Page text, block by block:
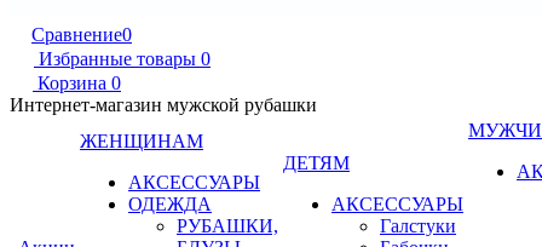
Сравнение0
Избранные товары 0
Корзина 0
Интернет-магазин мужской рубашки
ЖЕНЩИНАМ
АКСЕССУАРЫ
ОДЕЖДА
РУБАШКИ,
ДЕТЯМ
АКСЕССУАРЫ
Галстуки